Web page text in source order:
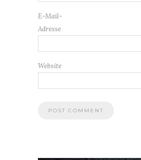
E-Mail-
Adresse
Website